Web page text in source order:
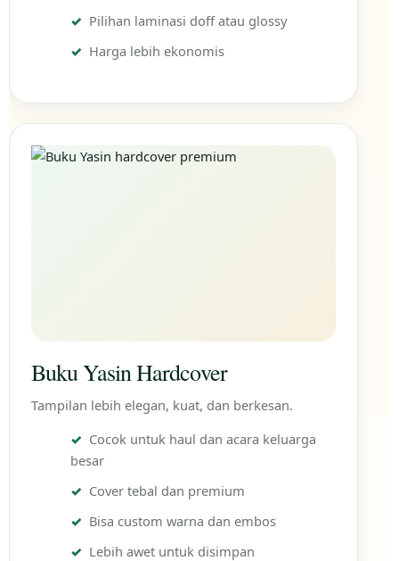
Pilihan laminasi doff atau glossy
Harga lebih ekonomis
Buku Yasin Hardcover
Tampilan lebih elegan, kuat, dan berkesan.
Cocok untuk haul dan acara keluarga
besar
Cover tebal dan premium
Bisa custom warna dan embos
Lebih awet untuk disimpan